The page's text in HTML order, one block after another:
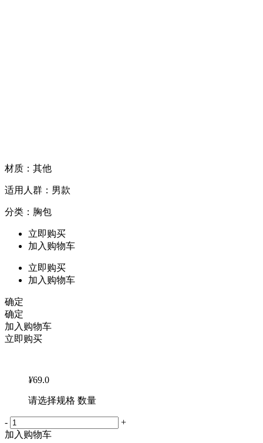
材质：其他
适用人群：男款
分类：胸包
立即购买
加入购物车
立即购买
加入购物车
确定
确定
加入购物车
立即购买
¥69.0
请选择规格 数量
-
+
加入购物车